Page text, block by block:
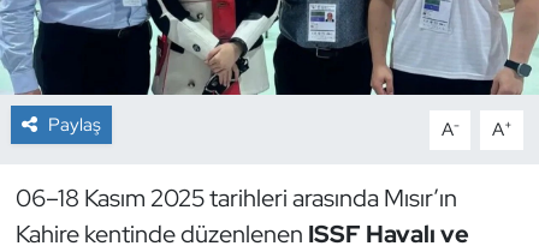
Paylaş A- A+
06–18 Kasım 2025 tarihleri arasında Mısır’ın
Kahire kentinde düzenlenen ISSF Havalı ve
Curling
Dağcılık
Dövüş Sanatı